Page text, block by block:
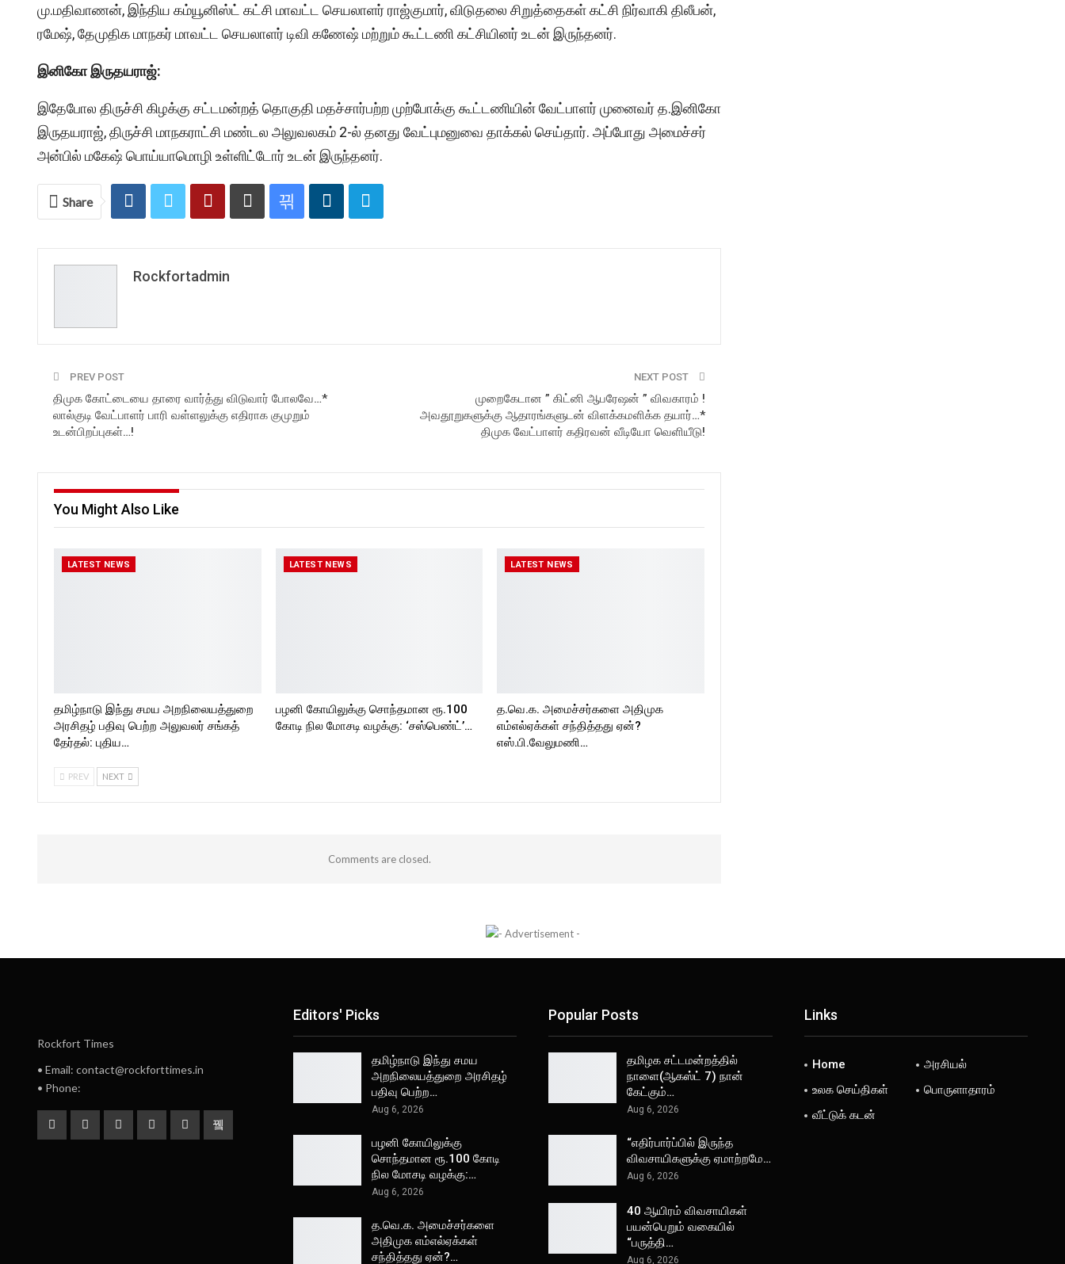
மு.மதிவாணன், இந்திய கம்யூனிஸ்ட் கட்சி மாவட்ட செயலாளர் ராஜ்குமார், விடுதலை சிறுத்தைகள் கட்சி நிர்வாகி திலீபன்,
ரமேஷ், தேமுதிக மாநகர் மாவட்ட செயலாளர் டிவி கணேஷ் மற்றும் கூட்டணி கட்சியினர் உடன் இருந்தனர்.
இனிகோ இருதயராஜ்:
இதேபோல திருச்சி கிழக்கு சட்டமன்றத் தொகுதி மதச்சார்பற்ற முற்போக்கு கூட்டணியின் வேட்பாளர் முனைவர் த.இனிகோ
இருதயராஜ், திருச்சி மாநகராட்சி மண்டல அலுவலகம் 2-ல் தனது வேட்புமனுவை தாக்கல் செய்தார். அப்போது அமைச்சர்
அன்பில் மகேஷ் பொய்யாமொழி உள்ளிட்டோர் உடன் இருந்தனர்.
Share
Rockfortadmin
PREV POST
திமுக கோட்டையை தாரை வார்த்து விடுவார் போலவே…*
லால்குடி வேட்பாளர் பாரி வள்ளலுக்கு எதிராக குமுறும்
உடன்பிறப்புகள்…!
NEXT POST
முறைகேடான ” கிட்னி ஆபரேஷன் ” விவகாரம் !
அவதூறுகளுக்கு ஆதாரங்களுடன் விளக்கமளிக்க தயார்…*
திமுக வேட்பாளர் கதிரவன் வீடியோ வெளியீடு!
You Might Also Like
LATEST NEWS
தமிழ்நாடு இந்து சமய அறநிலையத்துறை
அரசிதழ் பதிவு பெற்ற அலுவலர் சங்கத்
தேர்தல்: புதிய…
LATEST NEWS
பழனி கோயிலுக்கு சொந்தமான ரூ.100
கோடி நில மோசடி வழக்கு: ‘சஸ்பெண்ட்’…
LATEST NEWS
த.வெ.க. அமைச்சர்களை அதிமுக
எம்எல்ஏக்கள் சந்தித்தது ஏன்?
எஸ்.பி.வேலுமணி…
PREV NEXT
Comments are closed.
Rockfort Times
• Email: contact@rockforttimes.in
• Phone:
Editors' Picks
தமிழ்நாடு இந்து சமய
அறநிலையத்துறை அரசிதழ்
பதிவு பெற்ற…
Aug 6, 2026
பழனி கோயிலுக்கு
சொந்தமான ரூ.100 கோடி
நில மோசடி வழக்கு:…
Aug 6, 2026
த.வெ.க. அமைச்சர்களை
அதிமுக எம்எல்ஏக்கள்
சந்தித்தது ஏன்?…
Popular Posts
தமிழக சட்டமன்றத்தில்
நாளை(ஆகஸ்ட் 7) நான்
கேட்கும்…
Aug 6, 2026
“எதிர்பார்ப்பில் இருந்த
விவசாயிகளுக்கு ஏமாற்றமே…
Aug 6, 2026
40 ஆயிரம் விவசாயிகள்
பயன்பெறும் வகையில்
“பருத்தி…
Aug 6, 2026
Links
Home
அரசியல்
உலக செய்திகள்
பொருளாதாரம்
வீட்டுக் கடன்